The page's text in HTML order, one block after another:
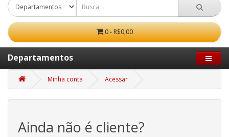
0 - R$0,00
Departamentos
Minha conta Acessar
Ainda não é cliente?